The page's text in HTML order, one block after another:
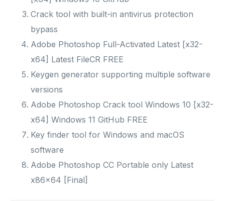
Crack tool with built-in antivirus protection
bypass
Adobe Photoshop Full-Activated Latest [x32-
x64] Latest FileCR FREE
Keygen generator supporting multiple software
versions
Adobe Photoshop Crack tool Windows 10 [x32-
x64] Windows 11 GitHub FREE
Key finder tool for Windows and macOS
software
Adobe Photoshop CC Portable only Latest
x86x64 [Final]